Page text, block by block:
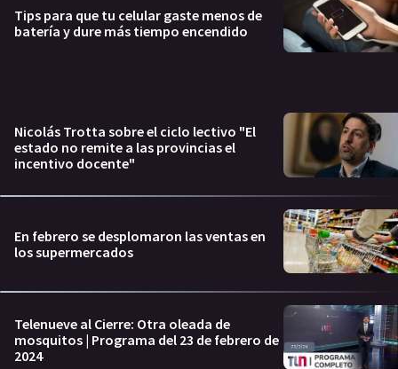
Tips para que tu celular gaste menos de
batería y dure más tiempo encendido
Nicolás Trotta sobre el ciclo lectivo "El
estado no remite a las provincias el
incentivo docente"
En febrero se desplomaron las ventas en
los supermercados
Telenueve al Cierre: Otra oleada de
mosquitos | Programa del 23 de febrero de
2024